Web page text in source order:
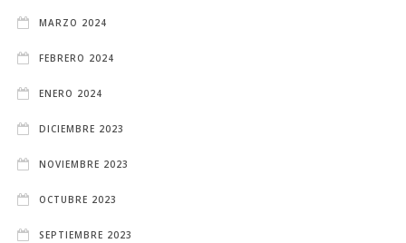
MARZO 2024
FEBRERO 2024
ENERO 2024
DICIEMBRE 2023
NOVIEMBRE 2023
OCTUBRE 2023
SEPTIEMBRE 2023